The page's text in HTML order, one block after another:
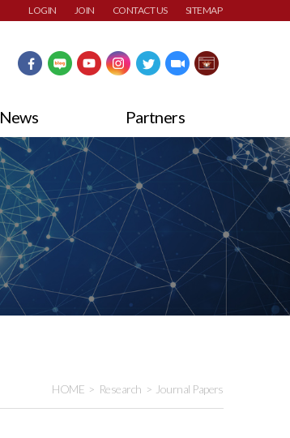
LOGIN JOIN CONTACT US SITEMAP
News Partners
HOME Research Journal Papers